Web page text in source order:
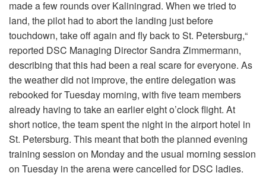
made a few rounds over Kaliningrad. When we tried to
land, the pilot had to abort the landing just before
touchdown, take off again and fly back to St. Petersburg,“
reported DSC Managing Director Sandra Zimmermann,
describing that this had been a real scare for everyone. As
the weather did not improve, the entire delegation was
rebooked for Tuesday morning, with five team members
already having to take an earlier eight o’clock flight. At
short notice, the team spent the night in the airport hotel in
St. Petersburg. This meant that both the planned evening
training session on Monday and the usual morning session
on Tuesday in the arena were cancelled for DSC ladies.